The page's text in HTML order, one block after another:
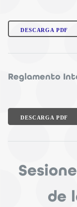
DESCARGA PDF
Reglamento
DESCARGA PDF
de